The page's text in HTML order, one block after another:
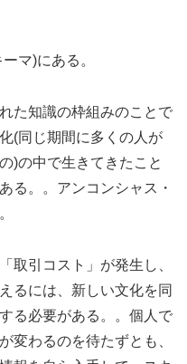
マ)にある。
た知識の枠組みのことで
(同じ期間に多くの人が
)の中で生きてきたこと
る。。アンコンシャス・
取引コスト」が発生し、
るには、新しい文化を同
る必要がある。。個人で
変わるのを待たずとも、